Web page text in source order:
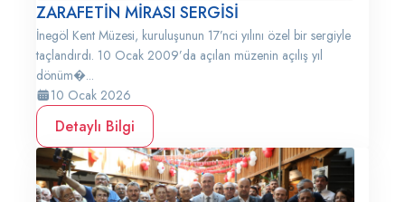
ZARAFETİN MİRASI SERGİSİ
İnegöl Kent Müzesi, kuruluşunun 17’nci yılını özel bir sergiyle
taçlandırdı. 10 Ocak 2009’da açılan müzenin açılış yıl
dönüm�...
10 Ocak 2026
Detaylı Bilgi